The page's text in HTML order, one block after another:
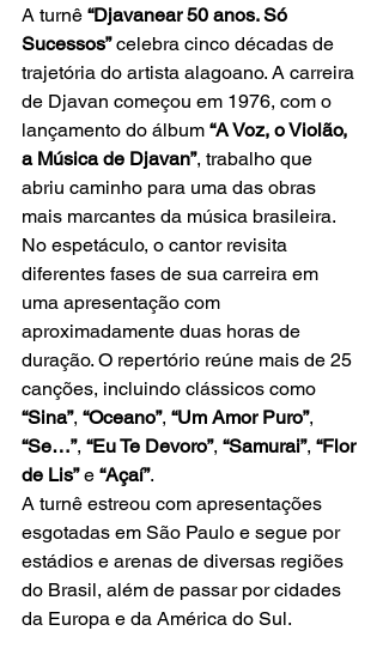
A turnê “Djavanear 50 anos. Só
Sucessos” celebra cinco décadas de
trajetória do artista alagoano. A carreira
de Djavan começou em 1976, com o
lançamento do álbum “A Voz, o Violão,
a Música de Djavan”, trabalho que
abriu caminho para uma das obras
mais marcantes da música brasileira.
No espetáculo, o cantor revisita
diferentes fases de sua carreira em
uma apresentação com
aproximadamente duas horas de
duração. O repertório reúne mais de 25
canções, incluindo clássicos como
“Sina”, “Oceano”, “Um Amor Puro”,
“Se…”, “Eu Te Devoro”, “Samurai”, “Flor
de Lis” e “Açaí”.
A turnê estreou com apresentações
esgotadas em São Paulo e segue por
estádios e arenas de diversas regiões
do Brasil, além de passar por cidades
da Europa e da América do Sul.